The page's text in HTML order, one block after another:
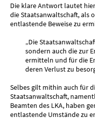
Die klare Antwort lautet
die Staatsanwaltschaft, als
entlastende Beweise zu
„Die
sondern auch die zur
ermitteln und für die
deren Verlust zu
Selbes gilt mithin auch für
Staatsanwaltschaft,
Beamten des LKA, haben
entlastende Umstände zu